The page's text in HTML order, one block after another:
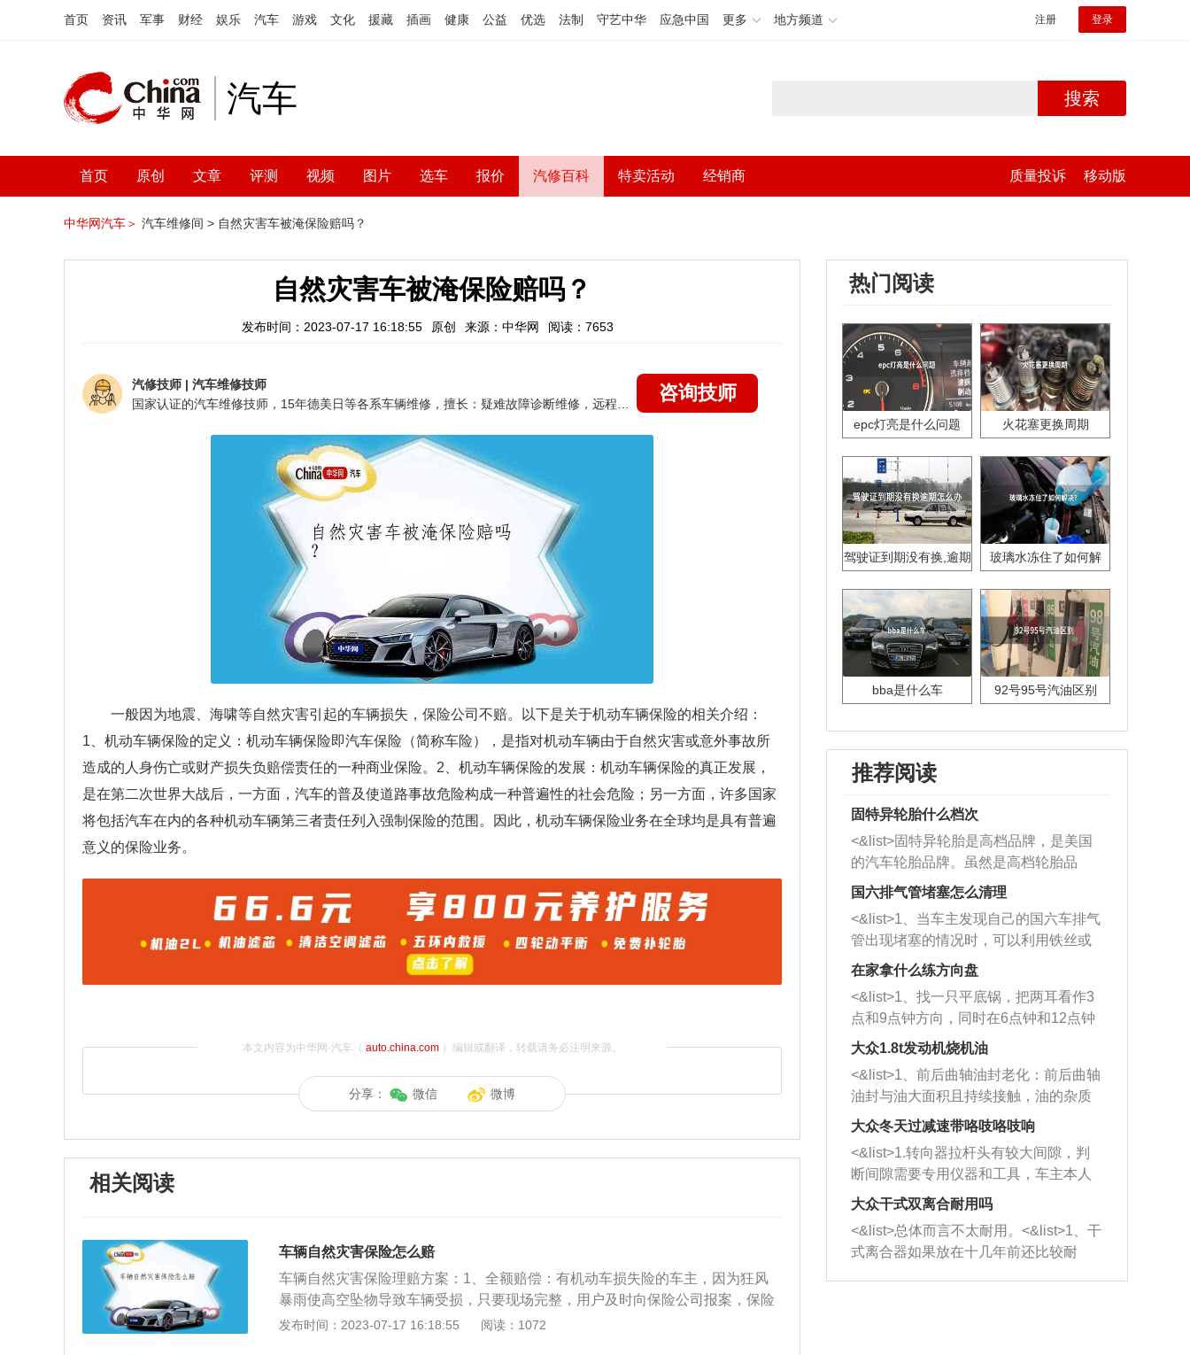
首页 资讯 军事 财经 娱乐 汽车 游戏 文化 援藏 插画 健康 公益 优选 法制 守艺中华 应急中国 更多 地方频道 注册 登录
汽车 搜索
首页 原创 文章 评测 视频 图片 选车 报价 汽修百科 特卖活动 经销商 质量投诉 移动版
中华网汽车＞ 汽车维修间 > 自然灾害车被淹保险赔吗？
自然灾害车被淹保险赔吗？
发布时间：2023-07-17 16:18:55 原创 来源：中华网 阅读：7653
汽修技师 | 汽车维修技师
咨询技师
一般因为地震、海啸等自然灾害引起的车辆损失，保险公司不赔。以下是关于机动车辆保险的相关介绍：
1、机动车辆保险的定义：机动车辆保险即汽车保险（简称车险），是指对机动车辆由于自然灾害或意外事故所
造成的人身伤亡或财产损失负赔偿责任的一种商业保险。2、机动车辆保险的发展：机动车辆保险的真正发展，
是在第二次世界大战后，一方面，汽车的普及使道路事故危险构成一种普遍性的社会危险；另一方面，许多国家
将包括汽车在内的各种机动车辆第三者责任列入强制保险的范围。因此，机动车辆保险业务在全球均是具有普遍
意义的保险业务。
本文内容为中华网·汽车（ auto.china.com）编辑或翻译，转载请务必注明来源。
分享： 微信 微博
相关阅读
车辆自然灾害保险怎么赔
车辆自然灾害保险理赔方案：1、全额赔偿：有机动车损失险的车主，因为狂风
暴雨使高空坠物导致车辆受损，只要现场完整，用户及时向保险公司报案，保险
公司会依据实际情况赔付。2、部分赔偿：要是车辆被从高处掉落的异物砸到，
发布时间：2023-07-17 16:18:55 阅读：1072
热门阅读
epc灯亮是什么问题 火花塞更换周期
驾驶证到期没有换,逾期
玻璃水冻住了如何解
bba是什么车 92号95号汽油区别
推荐阅读
固特异轮胎什么档次
<&list>固特异轮胎是高档品牌，是美国
的汽车轮胎品牌。虽然是高档轮胎品
牌，但是中高低端的轮胎都有生产，这
也是为了更好的开拓市场。
国六排气管堵塞怎么清理
<&list>1、当车主发现自己的国六车排气
管出现堵塞的情况时，可以利用铁丝或
者是细棍，直接将杂物给取出来，如果
堵塞情况比较严重，也可以采取应急措
施。 <&list>2、直接利用木棍将所有的
杂物推到排气管里面的位置处，然后将
三元催化器拆解开，就可以将堵塞的东
西取出来。但如果是因为积碳过多引起
的堵塞，就需要将三元催化器泡在草酸
洗剂对堵塞的情况得到解决，将清洗剂
放在燃油箱中，与燃油混合后，车辆启
动时，就可以和汽油一起进入到燃烧
室，最后形成废气排出，就可以让三元
催化器得到清洗，排气管堵塞的情况就
能够得到解决。
在家拿什么练方向盘
<&list>1、找一只平底锅，把两耳看作3
点和9点钟方向，同时在6点钟和12点钟
方向做一个标记。 <&list>2、双手握住
一圈半的练习，往右同样也要打相同的
圈数。 <&list>3、最后强调要反复练
习，这样就可以形成肌肉记忆，在真实
驾驶车辆时，不需要记忆也能打好方
向。
大众1.8t发动机烧机油
<&list>1、前后曲轴油封老化：前后曲轴
油封与油大面积且持续接触，油的杂质
和发动机内持续温度变化使其密封效果
逐渐减弱，导致渗油或漏油。<&list>2、
活塞间隙过大：积碳会使活塞环与缸体
的间隙扩大，导致机油流入燃烧室中，
造成烧机油。<&list>3、机油粘度。使用
机油粘度过小的话，同样会有烧机油现
象，机油粘度过小具有很好的流动性，
大众冬天过减速带咯吱咯吱响
<&list>1.转向器拉杆头有较大间隙，判
断间隙需要专用仪器和工具，车主本人
无法制作，需要将车辆送到修理厂或4s
店；<&list>2.车辆半轴套管防尘罩破
裂，破裂后会出现漏油现象，使半轴磨
损严重，磨损的半轴容易损坏，产生异
响；<&list>3.稳定器的转向胶套和球头
大众干式双离合耐用吗
<&list>总体而言不太耐用。<&list>1、干
式离合器如果放在十几年前还比较耐